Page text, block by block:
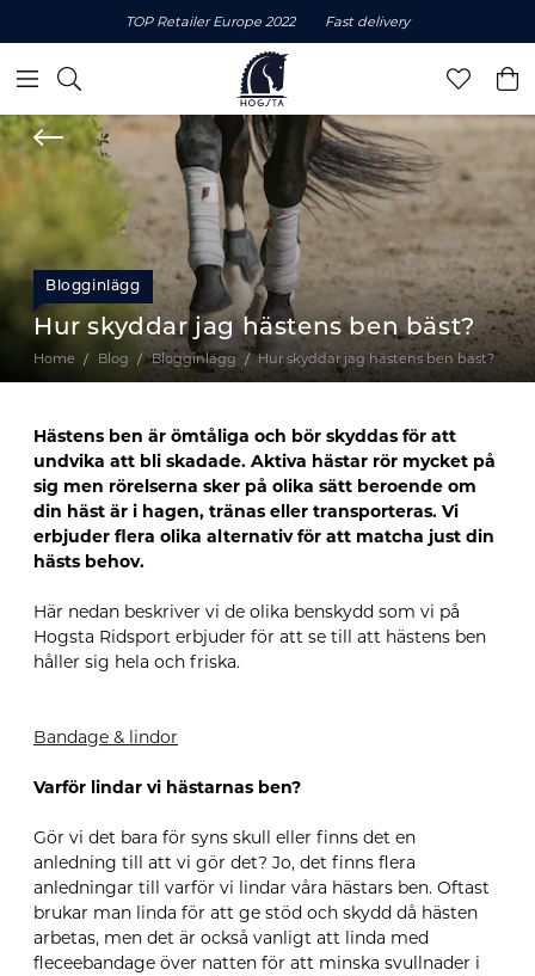
TOP Retailer Europe 2022 Fast delivery
Blogginlägg
Hur skyddar jag hästens ben bäst?
Home Blog Blogginlägg Hur skyddar jag hästens ben bäst?
Hästens ben är ömtåliga och bör skyddas för att
undvika att bli skadade. Aktiva hästar rör mycket på
sig men rörelserna sker på olika sätt beroende om
din häst är i hagen, tränas eller transporteras. Vi
erbjuder flera olika alternativ för att matcha just din
hästs behov.
Här nedan beskriver vi de olika benskydd som vi på
Hogsta Ridsport erbjuder för att se till att hästens ben
håller sig hela och friska.
Bandage & lindor
Varför lindar vi hästarnas ben?
Gör vi det bara för syns skull eller finns det en
anledning till att vi gör det? Jo, det finns flera
anledningar till varför vi lindar våra hästars ben. Oftast
brukar man linda för att ge stöd och skydd då hästen
arbetas, men det är också vanligt att linda med
fleceebandage över natten för att minska svullnader i